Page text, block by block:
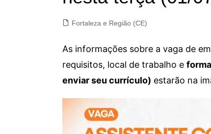
Fortaleza e Região (CE)
As informações sobre a vaga de
requisitos, local de trabalho e
enviar seu currículo) estarão na